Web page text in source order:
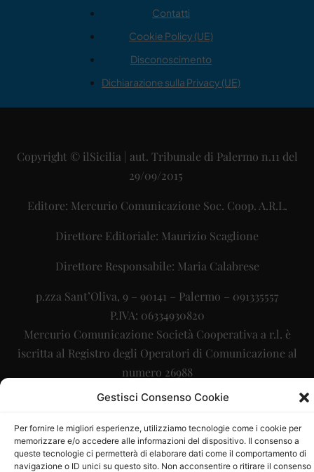
Gestisci Consenso Cookie
Per fornire le migliori esperienze, utilizziamo tecnologie come i cookie per
memorizzare e/o accedere alle informazioni del dispositivo. Il consenso a
queste tecnologie ci permetterà di elaborare dati come il comportamento di
navigazione o ID unici su questo sito. Non acconsentire o ritirare il consenso
Contatti
Cookie Policy (UE)
Disconoscimento
Dichiarazione sulla Privacy (UE)
Copyright © ilSicilia | aut. Tribunale di Palermo n.11 del
29/09/2015
Editore: Mercurio Comunicazione Soc. Coop. A.R.L.
Direttore Editoriale: Maurizio Scaglione
Direttore Responsabile: Maria Calabrese
p.zza Sant’Oliva, 9 – 90141 – Palermo – 091335557
P.IVA: 06334930820
Mercurio Comunicazione Società Cooperativa a r.l. è
iscritta al Registro degli Operatori di Comunicazione al
numero 26988
Sito gestito daLa Digitale srl–info@ladigitale.it